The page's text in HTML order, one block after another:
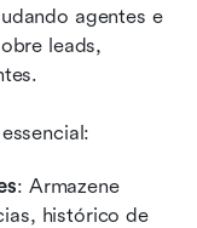
agentes e
leads,
: Armazene
histórico de